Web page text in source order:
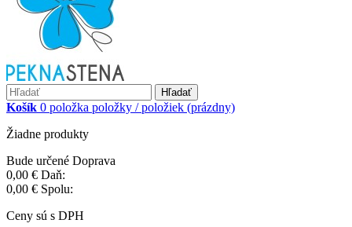
Hľadať
Košík 0 položka položky / položiek (prázdny)
Žiadne produkty
Bude určené Doprava
0,00 € Daň:
0,00 € Spolu:
Ceny sú s DPH